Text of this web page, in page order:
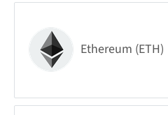
Ethereum (ETH)